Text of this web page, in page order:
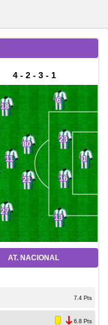
4 - 2 - 3 - 1
1
6
23
16
13
80
21
18
11
27
AT. NACIONAL
7.4 Pts
6.8 Pts